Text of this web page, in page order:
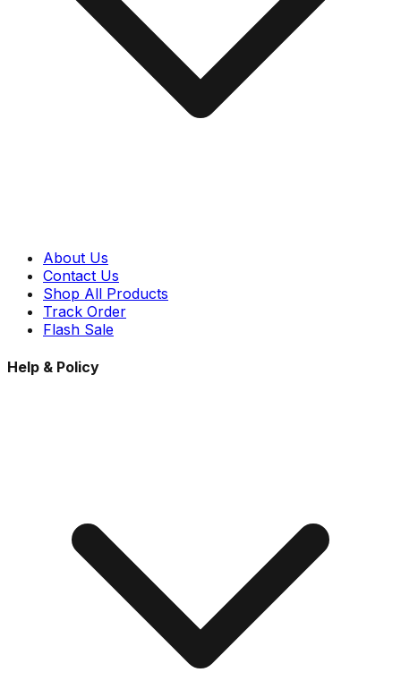
About Us
Contact Us
Shop All Products
Track Order
Flash Sale
Help & Policy